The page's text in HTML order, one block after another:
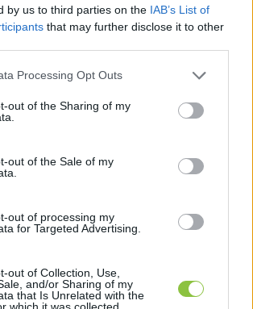
by us to third parties on the IAB’s List of
that may further disclose it to other
this website/app uses one or more Google
visit or usage behaviour. You may click to
to Google and its third-party tags to
below specified purposes in below Google
Processing Opt Outs
out of the Sharing of my
out of the Sale of my
out of processing my
for Targeted Advertising.
out of Collection, Use,
and/or Sharing of my
that Is Unrelated with the
which it was collected.
2026. 02. 20.
a Fidesz egyik kecskeméti
milliárdos NJEA-